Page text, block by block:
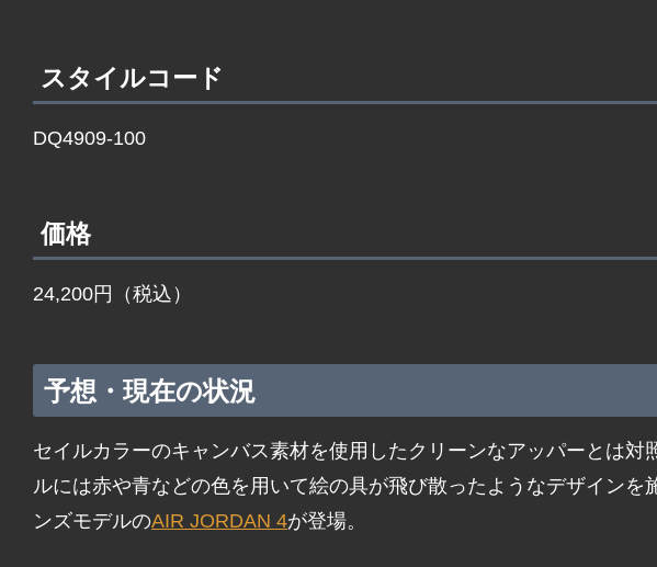
スタイルコード
DQ4909-100
価格
24,200円（税込）
予想・現在の状況
セイルカラーのキャンバス素材を使用したクリーンなアッパーとは対
ルには赤や青などの色を用いて絵の具が飛び散ったようなデザインを
ンズモデルのAIR JORDAN 4が登場。